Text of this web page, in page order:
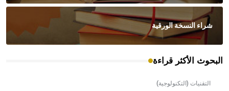
شراء النسخة الورقية
البحوث الأكثر قراءة
التقنيات (التكنولوجية)